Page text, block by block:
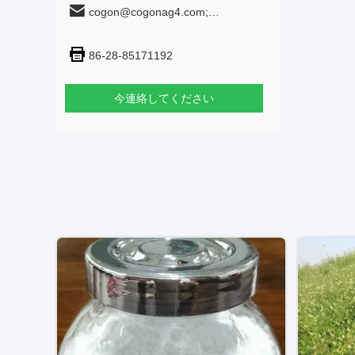
cogon@cogonag4.com;
86-28-85171192
今連絡してください